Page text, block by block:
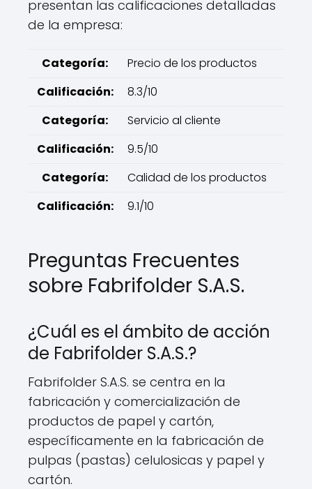
presentan las calificaciones detalladas
de la empresa:
Categoría:
Precio de los productos
Calificación:
8.3/10
Categoría:
Servicio al cliente
Calificación:
9.5/10
Categoría:
Calidad de los productos
Calificación:
9.1/10
Preguntas Frecuentes
sobre Fabrifolder S.A.S.
¿Cuál es el ámbito de acción
de Fabrifolder S.A.S.?
Fabrifolder S.A.S. se centra en la
fabricación y comercialización de
productos de papel y cartón,
específicamente en la fabricación de
pulpas (pastas) celulosicas y papel y
cartón.